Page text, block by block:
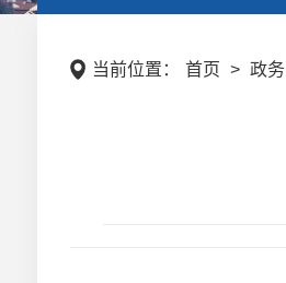
当前位置： 首页 > 政